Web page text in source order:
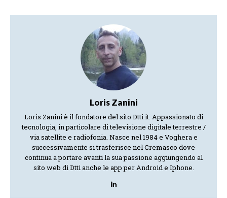
Loris Zanini
Loris Zanini è il fondatore del sito Dtti.it. Appassionato di
tecnologia, in particolare di televisione digitale terrestre /
via satellite e radiofonia. Nasce nel 1984 e Voghera e
successivamente si trasferisce nel Cremasco dove
continua a portare avanti la sua passione aggiungendo al
sito web di Dtti anche le app per Android e Iphone.